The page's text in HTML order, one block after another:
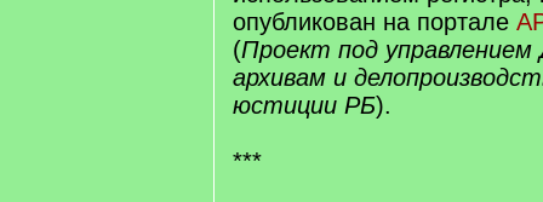
опубликован на портале
(Проект под
архивам и
юстиции РБ).
***